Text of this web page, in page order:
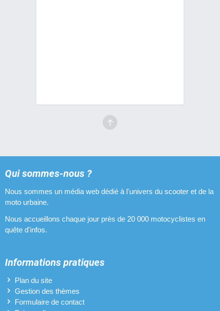
Qui sommes-nous ?
Nous sommes un média web dédié à l'univers du scooter et de la
moto urbaine.
Nous accueillons chaque jour près de 20 000 motocyclistes en
quête d'infos.
Informations pratiques
Plan du site
Gestion des thèmes
Formulaire de contact